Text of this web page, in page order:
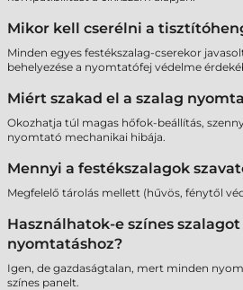
Mikor kell cserélni a
Minden egyes festékszalag-cserekor
behelyezése a nyomtatófej védelme
Miért szakad el a szalag
Okozhatja túl magas hőfok-beállítás,
nyomtató mechanikai hibája.
Mennyi a festékszalagok
Megfelelő tárolás mellett (hűvös, fénytől
Használhatok-e színes
nyomtatáshoz?
Igen, de gazdaságtalan, mert minden
színes panelt.